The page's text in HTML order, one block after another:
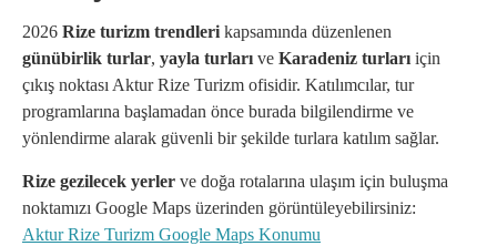
2026 Rize turizm trendleri kapsamında düzenlenen
günübirlik turlar, yayla turları ve Karadeniz turları için
çıkış noktası Aktur Rize Turizm ofisidir. Katılımcılar, tur
programlarına başlamadan önce burada bilgilendirme ve
yönlendirme alarak güvenli bir şekilde turlara katılım sağlar.
Rize gezilecek yerler ve doğa rotalarına ulaşım için buluşma
noktamızı Google Maps üzerinden görüntüleyebilirsiniz:
Aktur Rize Turizm Google Maps Konumu